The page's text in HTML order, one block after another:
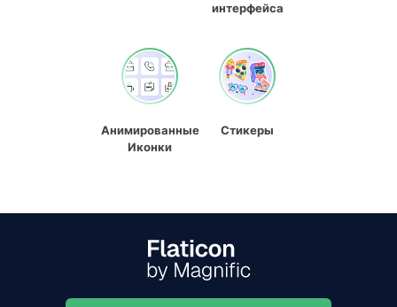
интерфейса
Анимированные
Иконки
Стикеры